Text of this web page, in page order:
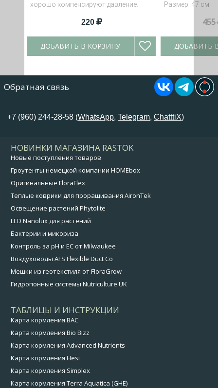
хорошо компенсируют давление.
220
ДОБАВИТЬ В КОРЗИНУ
Размер: 47 см
455
ДОБАВИТЬ
Обратная связь
+7 (960) 244-28-58 (WhatsApp,Telegram,ChatttiX)
НОВИНКИ МАГАЗИНА RASTOK
Новые поступления товаров
Гроутенты немецкой компании HOMEbox
Оригинальные FloraFlex
Теплые коврики для проращивания AironTek
Освещение растений Phytolite
LED Nanolux для растений
Бактерии и микориза
Контроль за pH и EC от Milwaukee
Воздуховоды AFS Flexible Duct Co
Мешки из геотекстиля от FloraGrow
Гидропонные системы Nutriculture UK
ТАБЛИЦЫ И ИНСТРУКЦИИ
Карта кормления BAC
Карта кормления Bio Bizz
Карта кормления Advanced Nutrients
Карта кормления Hesi
Карта кормления Simplex
Карта кормления Terra Aquatica (GHE)